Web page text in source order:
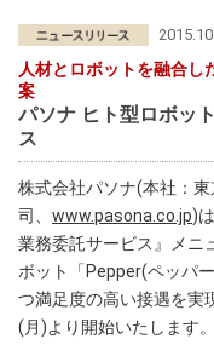
人材とロボットを融合し
案
パソナ ヒト型ロボッ
ス
株式会社パソナ(本社：
司、 www.pasona.co.jp)
業務委託サービス』メニ
ボット「Pepper(ペッパ
つ満足度の高い接遇を実
(月)より開始いたします。